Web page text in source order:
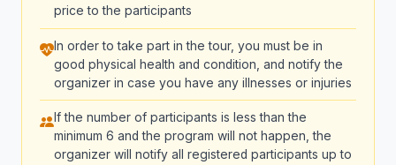
price to the participants
In order to take part in the tour, you must be in
good physical health and condition, and notify the
organizer in case you have any illnesses or injuries
If the number of participants is less than the
minimum 6 and the program will not happen, the
organizer will notify all registered participants up to